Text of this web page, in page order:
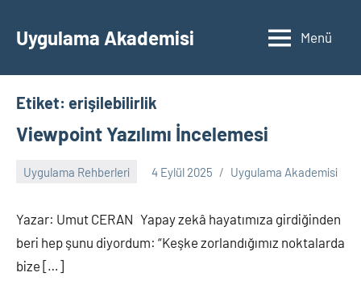
geçUygulama Akademisi Menü
Etiket: erişilebilirlik
Viewpoint Yazılımı İncelemesi
Uygulama Rehberleri 4 Eylül 2025 Uygulama Akademisi
Yorum
Yazar: Umut CERAN Yapay zekâ hayatımıza girdiğinden
beri hep şunu diyordum: “Keşke zorlandığımız noktalarda
bize […]